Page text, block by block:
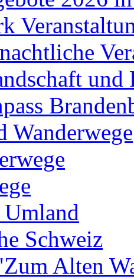
und
Wanderwege
Schweiz
Alten